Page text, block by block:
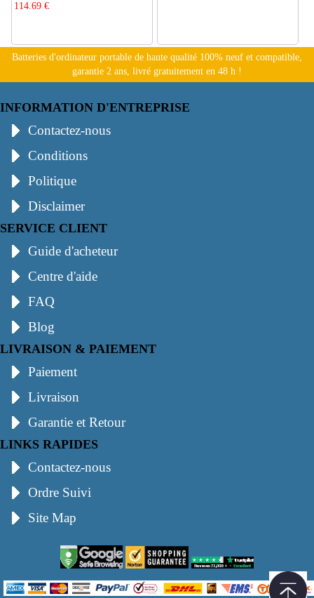
114.69 €
Batteries d'ordinateur portable de haute qualité 100% neuf et compatible,
garantie 2 ans, livré gratuitement en 48 h !
INFORMATION D'ENTREPRISE
Contactez-nous
Conditions
Politique
Disclaimer
SERVICE CLIENT
Guide d'acheteur
Centre d'aide
FAQ
Blog
LIVRAISON & PAIEMENT
Paiement
Livraison
Garantie et Retour
LINKS RAPIDES
Contactez-nous
Ordre Suivi
Site Map